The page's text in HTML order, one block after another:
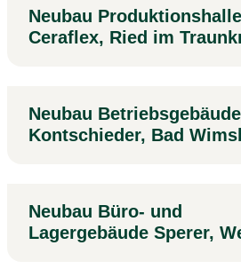
Neubau Produktionshalle
Ceraflex, Ried im
Neubau Betriebsgebäude
Kontschieder, Bad
Neubau Büro- und
Lagergebäude Sperer,